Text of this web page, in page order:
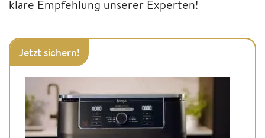
klare Empfehlung unserer Experten!
Jetzt sichern!